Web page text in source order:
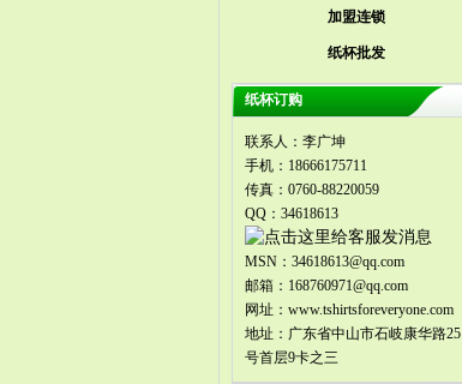
加盟连锁
纸杯批发
纸杯订购
联系人：李广坤
手机：18666175711
传真：0760-88220059
QQ：34618613
MSN：34618613@qq.com
邮箱：168760971@qq.com
网址：www.tshirtsforeveryone.com
地址：广东省中山市石岐康华路25
号首层9卡之三